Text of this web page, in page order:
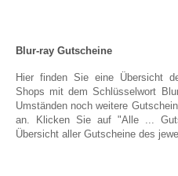
Blur-ray Gutscheine
Hier finden Sie eine Übersicht
Shops mit dem Schlüsselwort
Umständen noch weitere
an. Klicken Sie auf "Alle ...
Übersicht aller Gutscheine des